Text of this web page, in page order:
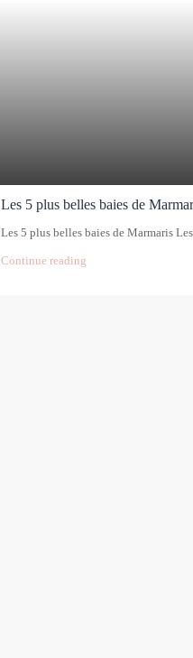
Les 5 plus belles baies de
Les 5 plus belles baies de Marmaris
Continue reading